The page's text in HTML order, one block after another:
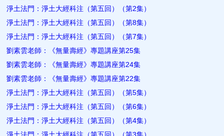
淨土法門：淨土大經科注（第五回）（第2集）
淨土法門：淨土大經科注（第五回）（第8集）
淨土法門：淨土大經科注（第五回）（第7集）
劉素雲老師：《無量壽經》專題講座第25集
劉素雲老師：《無量壽經》專題講座第24集
劉素雲老師：《無量壽經》專題講座第22集
淨土法門：淨土大經科注（第五回）（第5集）
淨土法門：淨土大經科注（第五回）（第6集）
淨土法門：淨土大經科注（第五回）（第4集）